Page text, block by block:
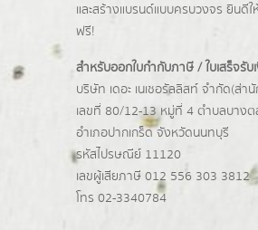
และสร้างแบรนด์แบบครบวงจร ยินดี
ฟรี!
สำหรับออกใบกำกับภาษี / ใบเสร็จรับ
บริษัท เดอะ เนเชอรัลลิสท์ จำกัด(ส่า
เลขที่ 80/12-13 หมู่ที่ 4 ตำบลบาง
อำเภอปากเกร็ดจังหวัดนนทบุรี
รหัสไปรษณีย์ 11120
เลขผู้เสียภาษี 012 556 303 3812
โทร 02-3340784